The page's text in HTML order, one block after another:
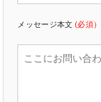
メッセージ本文(必須）